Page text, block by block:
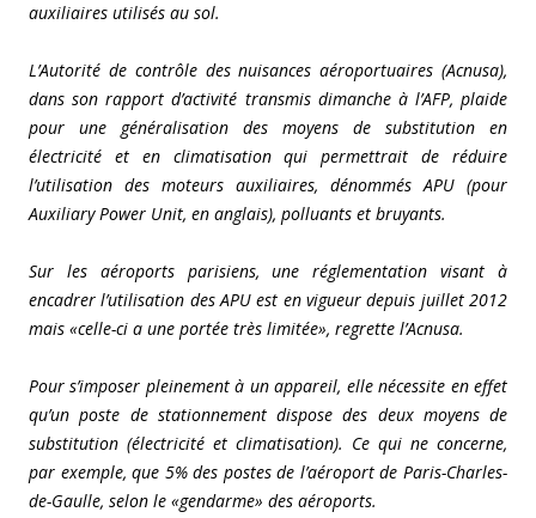
auxiliaires utilisés au sol.
L’Autorité de contrôle des nuisances aéroportuaires (Acnusa),
dans son rapport d’activité transmis dimanche à l’AFP, plaide
pour une généralisation des moyens de substitution en
électricité et en climatisation qui permettrait de réduire
l’utilisation des moteurs auxiliaires, dénommés APU (pour
Auxiliary Power Unit, en anglais), polluants et bruyants.
Sur les aéroports parisiens, une réglementation visant à
encadrer l’utilisation des APU est en vigueur depuis juillet 2012
mais «celle-ci a une portée très limitée», regrette l’Acnusa.
Pour s’imposer pleinement à un appareil, elle nécessite en effet
qu’un poste de stationnement dispose des deux moyens de
substitution (électricité et climatisation). Ce qui ne concerne,
par exemple, que 5% des postes de l’aéroport de Paris-Charles-
de-Gaulle, selon le «gendarme» des aéroports.